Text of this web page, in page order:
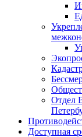
Отдел
Доступная